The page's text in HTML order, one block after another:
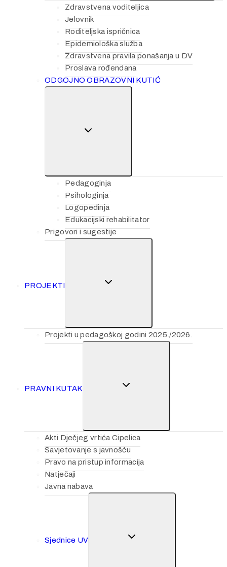
Zdravstvena voditeljica
Jelovnik
Roditeljska ispričnica
Epidemiološka služba
Zdravstvena pravila ponašanja u DV
Proslava rođendana
ODGOJNO OBRAZOVNI KUTIĆ
Pedagoginja
Psihologinja
Logopedinja
Edukacijski rehabilitator
Prigovori i sugestije
PROJEKTI
Projekti u pedagoškoj godini 2025./2026.
PRAVNI KUTAK
Akti Dječjeg vrtića Cipelica
Savjetovanje s javnošću
Pravo na pristup informacija
Natječaji
Javna nabava
Sjednice UV